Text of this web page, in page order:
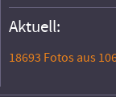
Aktuell:
18693 Fotos aus